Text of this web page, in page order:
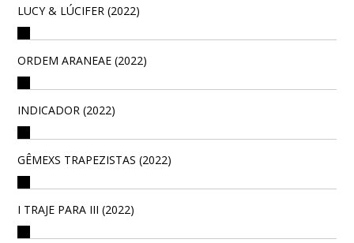
LUCY & LÚCIFER (2022)
ORDEM ARANEAE (2022)
INDICADOR (2022)
GÊMEXS TRAPEZISTAS (2022)
I TRAJE PARA III (2022)